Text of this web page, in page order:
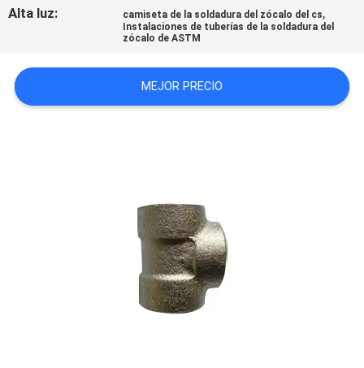
Alta luz: camiseta de la soldadura del zócalo del cs,
Instalaciones de tuberías de la soldadura del
zócalo de ASTM
MEJOR PRECIO